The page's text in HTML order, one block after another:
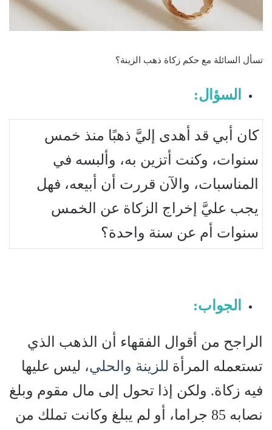
تسأل السائلة مع حكم زكاة ذهب الزينة؟
السؤال:
كان أبي قد أهدى إليَّ ذهبًا منذ خمس
سنوات، وكنت أتزين به، وألبسه في
المناسبات، والآن قررت أن أبيعه، فهل
يجب عليَّ إخراج الزكاة عن الخمس
سنوات أم عن سنة واحدة؟
الجواب:
الراجح من أقوال الفقهاء أن الذهب الذي
تستعمله المرأة للزينة والحلي، ليس عليها
فيه زكاة. ولكن إذا تحول إلى مال مقوم وبلغ
نصابه 85 جراما، أو لم يبلغ وكانت تملك من